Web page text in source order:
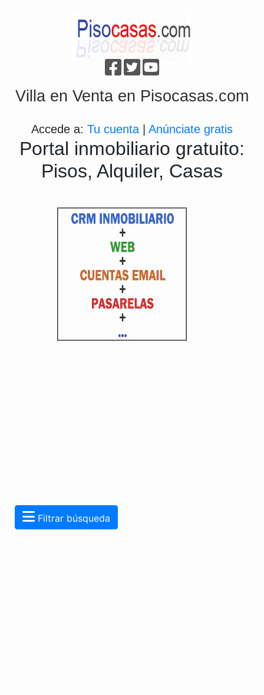
Villa en Venta en Pisocasas.com
Accede a: Tu cuenta Anúnciate gratis
Portal inmobiliario gratuito:
Pisos, Alquiler, Casas
Filtrar búsqueda